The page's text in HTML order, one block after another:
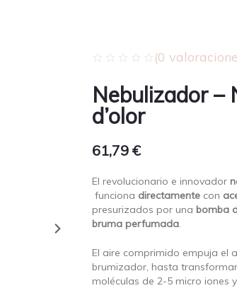
(0
Nebulizador –
d’olor
61,79€
El revolucionario e innovador
funciona directamente con
presurizados por una bomba
bruma perfumada.
El aire comprimido empuja el
brumizador, hasta
moléculas de 2-5 micro iones